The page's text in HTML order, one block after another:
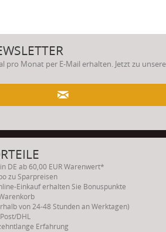
pro Monat per E-Mail erhalten. Jetzt zu
DE ab 60,00 EUR Warenwert*
zu Sparpreisen
Einkauf erhalten Sie Bonuspunkte
von 24-48 Stunden an Werktagen)
DHL
Erfahrung